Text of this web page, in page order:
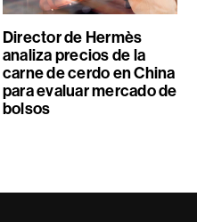
Director de Hermès
analiza precios de la
carne de cerdo en China
para evaluar mercado de
bolsos